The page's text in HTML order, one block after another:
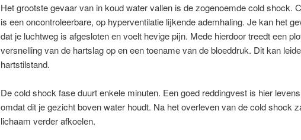
Het grootste gevaar van in koud water vallen is de zogenoemde cold shock.
is een oncontroleerbare, op hyperventilatie lijkende ademhaling. Je kan het
dat je luchtweg is afgesloten en voelt hevige pijn. Mede hierdoor treedt een
versnelling van de hartslag op en een toename van de bloeddruk. Dit kan
hartstilstand.
De cold shock fase duurt enkele minuten. Een goed reddingvest is hier
omdat dit je gezicht boven water houdt. Na het overleven van de cold shock
lichaam verder afkoelen.